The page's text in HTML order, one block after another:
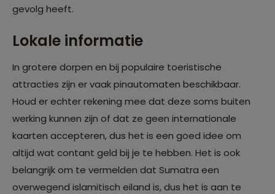
gevolg heeft.
Lokale informatie
In grotere dorpen en bij populaire toeristische
attracties zijn er vaak pinautomaten beschikbaar.
Houd er echter rekening mee dat deze soms buiten
werking kunnen zijn of dat ze geen internationale
kaarten accepteren, dus het is een goed idee om
altijd wat contant geld bij je te hebben. Het is ook
belangrijk om te vermelden dat Sumatra een
overwegend islamitisch eiland is, dus het is aan te